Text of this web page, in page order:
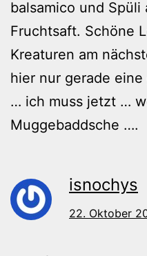
balsamico und Spüli
Fruchtsaft. Schöne
Kreaturen am
hier nur gerade
… ich muss jetzt …
Muggebaddsche ….
isnochys
22. Oktober